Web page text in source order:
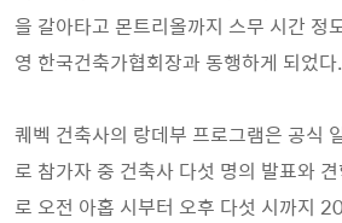
을 갈아타고 몬트리올까지 스무 시간 정
영 한국건축가협회장과 동행하게 되었
퀘벡 건축사의 랑데부 프로그램은 공
로 참가자 중 건축사 다섯 명의 발표와
로 오전 아홉 시부터 오후 다섯 시까지